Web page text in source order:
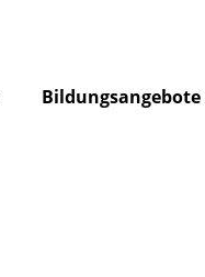
Bildungsangebote